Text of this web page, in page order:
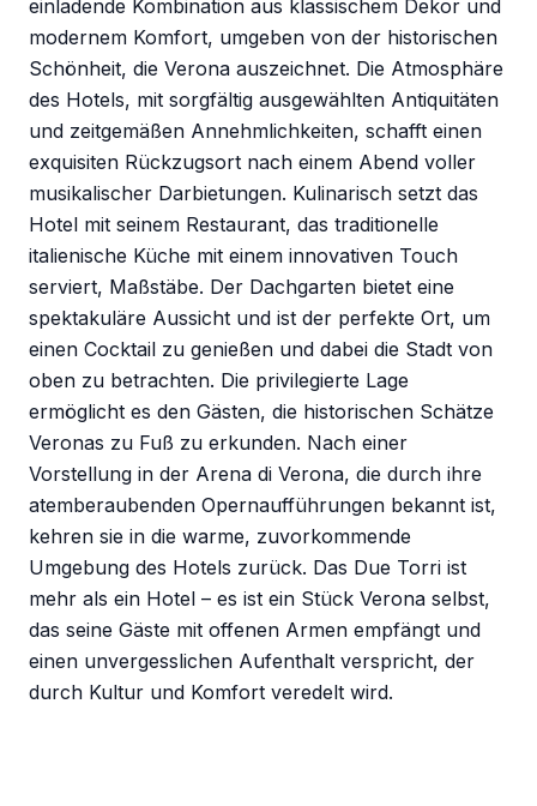
einladende Kombination aus klassischem Dekor und
modernem Komfort, umgeben von der historischen
Schönheit, die Verona auszeichnet. Die Atmosphäre
des Hotels, mit sorgfältig ausgewählten Antiquitäten
und zeitgemäßen Annehmlichkeiten, schafft einen
exquisiten Rückzugsort nach einem Abend voller
musikalischer Darbietungen. Kulinarisch setzt das
Hotel mit seinem Restaurant, das traditionelle
italienische Küche mit einem innovativen Touch
serviert, Maßstäbe. Der Dachgarten bietet eine
spektakuläre Aussicht und ist der perfekte Ort, um
einen Cocktail zu genießen und dabei die Stadt von
oben zu betrachten. Die privilegierte Lage
ermöglicht es den Gästen, die historischen Schätze
Veronas zu Fuß zu erkunden. Nach einer
Vorstellung in der Arena di Verona, die durch ihre
atemberaubenden Opernaufführungen bekannt ist,
kehren sie in die warme, zuvorkommende
Umgebung des Hotels zurück. Das Due Torri ist
mehr als ein Hotel – es ist ein Stück Verona selbst,
das seine Gäste mit offenen Armen empfängt und
einen unvergesslichen Aufenthalt verspricht, der
durch Kultur und Komfort veredelt wird.